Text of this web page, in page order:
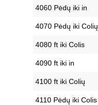
4060 Pėdų iki in
4070 Pėdų iki Colių
4080 ft iki Colis
4090 ft iki in
4100 ft iki Colių
4110 Pėdų iki Colis